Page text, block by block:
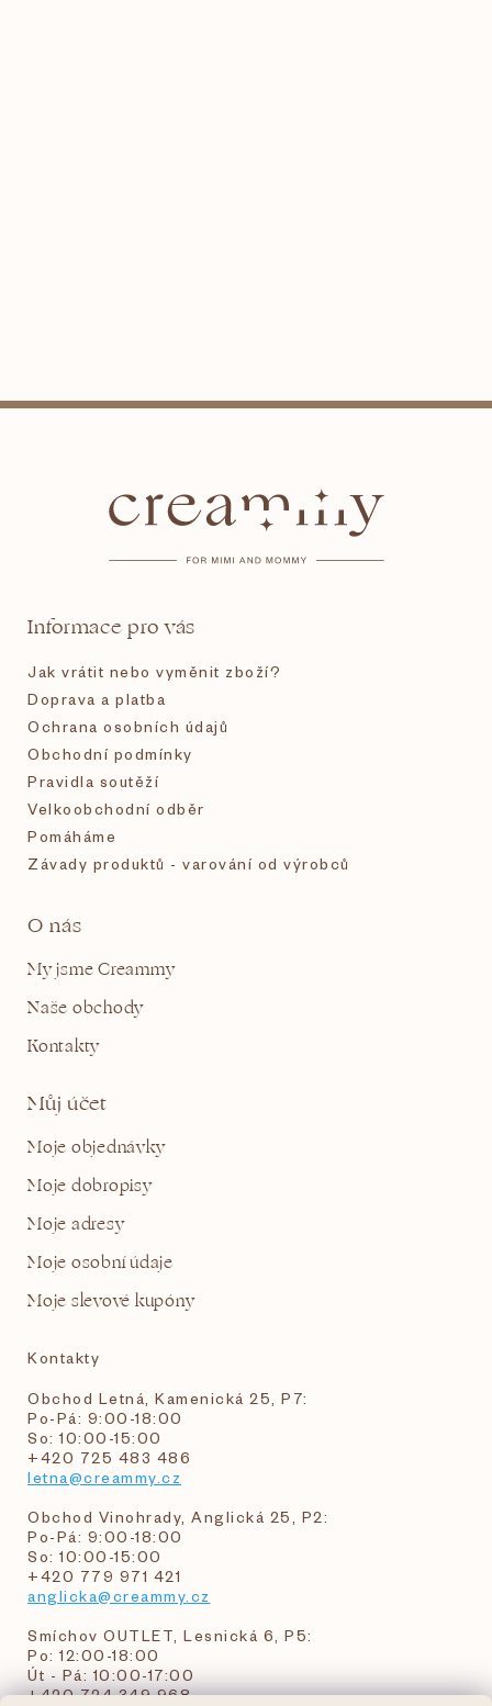
Informace pro vás
Jak vrátit nebo vyměnit zboží?
Doprava a platba
Ochrana osobních údajů
Obchodní podmínky
Pravidla soutěží
Velkoobchodní odběr
Pomáháme
Závady produktů - varování od výrobců
O nás
My jsme Creammy
Naše obchody
Kontakty
Můj účet
Moje objednávky
Moje dobropisy
Moje adresy
Moje osobní údaje
Moje slevové kupóny
Kontakty
Obchod Letná, Kamenická 25, P7:
Po-Pá: 9:00-18:00
So: 10:00-15:00
+420 725 483 486
letna@creammy.cz
Obchod Vinohrady, Anglická 25, P2:
Po-Pá: 9:00-18:00
So: 10:00-15:00
+420 779 971 421
anglicka@creammy.cz
Smíchov OUTLET, Lesnická 6, P5:
Po: 12:00-18:00
Út - Pá: 10:00-17:00
+420 724 349 968